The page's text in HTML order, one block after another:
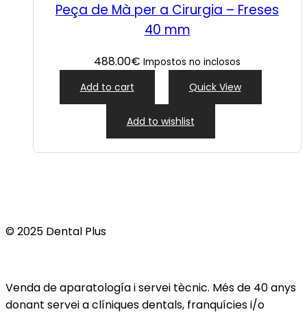
Peça de Mà per a Cirurgia – Freses
40 mm
488.00€ Impostos no inclosos
Add to cart Quick View
Add to wishlist
© 2025 Dental Plus
Venda de aparatología i servei tècnic. Més de 40 anys
donant servei a clíniques dentals, franquícies i/o